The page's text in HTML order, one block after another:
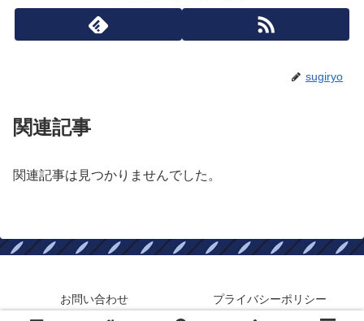
sugiryo
関連記事
関連記事は見つかりませんでした。
お問い合わせ プライバシーポリシー